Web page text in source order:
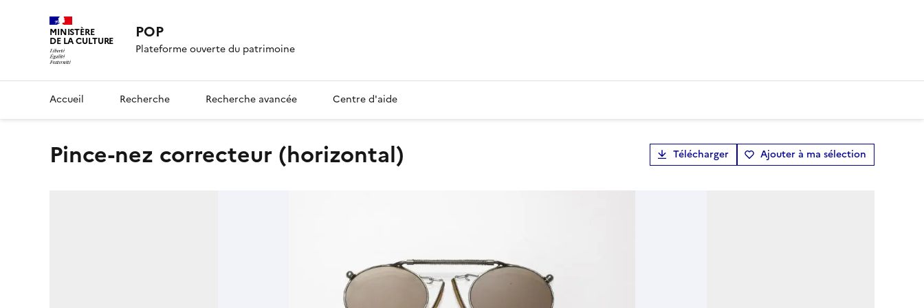
MINISTÈRE
DE LA CULTURE POP
Plateforme ouverte du patrimoine
Accueil Recherche Recherche avancée Centre d'aide
pince-nez correcteur (horizontal) Télécharger Ajouter à ma sélection